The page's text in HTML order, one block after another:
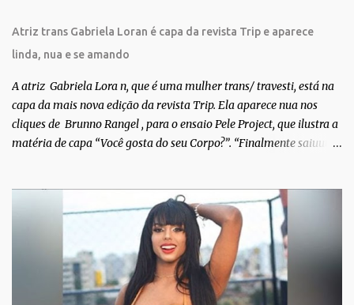
Atriz trans Gabriela Loran é capa da revista Trip e aparece
linda, nua e se amando
A atriz Gabriela Lora n, que é uma mulher trans/ travesti, está na
capa da mais nova edição da revista Trip. Ela aparece nua nos
cliques de Brunno Rangel , para o ensaio Pele Project, que ilustra a
matéria de capa “Você gosta do seu Corpo?”. “Finalmente saiuuu!!!
convidarem para esse projeto incrível, que fala acima de tudo
sobre amor. Todo carinho do mundo para a Dri da Trip que foi a
ponte disso tudo”, escreveu Gabriela. Gabriela classificou a capa
como linda e a matéria que envolvem 180 histórias (e corpos nus)
de gente que se apaixonou pela própria pele – como
extraordinária. O Pele Projetc tem como objetivo fotografar e